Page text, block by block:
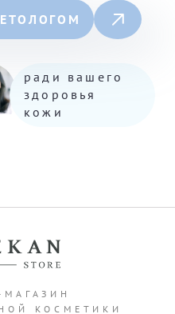
ради вашего
здоровья
кожи
КОСМЕТИКИ